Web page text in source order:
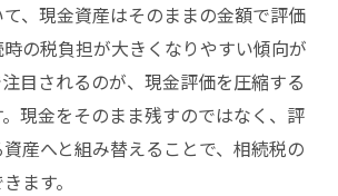
策でできる生前贈与の活用法
軽減するための資産組み換え戦略
策で資産組み換えを進める理由
不動産への資産移転と相続効果
策に役立つ資産の再構築方法
、現金資産はそのままの金額で評価
の税負担が大きくなりやすい傾向が
目されるのが、現金評価を圧縮する
現金をそのまま残すのではなく、評
産へと組み替えることで、相続税の
ます。